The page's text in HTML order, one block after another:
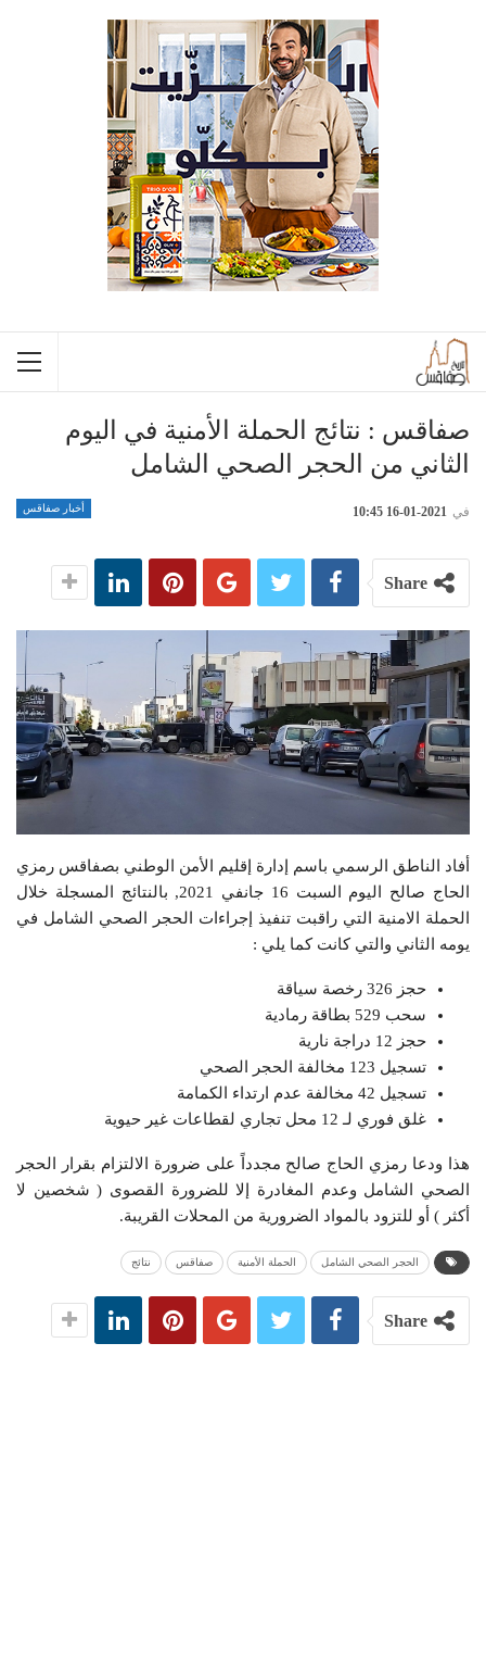
صفاقس : نتائج الحملة الأمنية في اليوم
الثاني من الحجر الصحي الشامل
أخبار صفاقس في 2021-01-16 10:45
Share
أفاد الناطق الرسمي باسم إدارة إقليم الأمن الوطني بصفاقس رمزي
الحاج صالح اليوم السبت 16 جانفي 2021, بالنتائج المسجلة خلال
الحملة الامنية التي راقبت تنفيذ إجراءات الحجر الصحي الشامل في
يومه الثاني والتي كانت كما يلي :
حجز 326 رخصة سياقة
سحب 529 بطاقة رمادية
حجز 12 دراجة نارية
تسجيل 123 مخالفة الحجر الصحي
تسجيل 42 مخالفة عدم ارتداء الكمامة
غلق فوري لـ 12 محل تجاري لقطاعات غير حيوية
هذا ودعا رمزي الحاج صالح مجدداً على ضرورة الالتزام بقرار الحجر
الصحي الشامل وعدم المغادرة إلا للضرورة القصوى ( شخصين لا
أكثر ) أو للتزود بالمواد الضرورية من المحلات القريبة.
الحجر الصحي الشامل الحملة الأمنية صفاقس نتائج
Share